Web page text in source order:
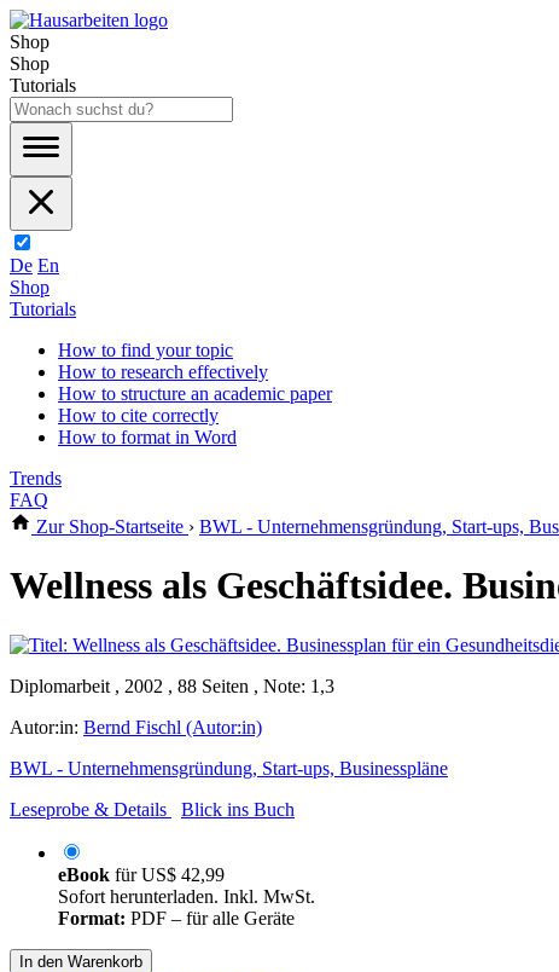
Shop
Shop
Tutorials
De En
Shop
Tutorials
How to find your topic
How to research effectively
How to structure an academic paper
How to cite correctly
How to format in Word
Trends
FAQ
Zur Shop-Startseite › BWL - Unternehmensgründung, Start-ups,
Wellness als Geschäftsidee.
Diplomarbeit , 2002 , 88 Seiten , Note: 1,3
Autor:in: Bernd Fischl (Autor:in)
BWL - Unternehmensgründung, Start-ups, Businesspläne
Leseprobe & Details
Blick ins Buch
eBook fürUS$ 42,99
Sofort herunterladen. Inkl. MwSt.
Format: PDF – für alle Geräte
In den Warenkorb